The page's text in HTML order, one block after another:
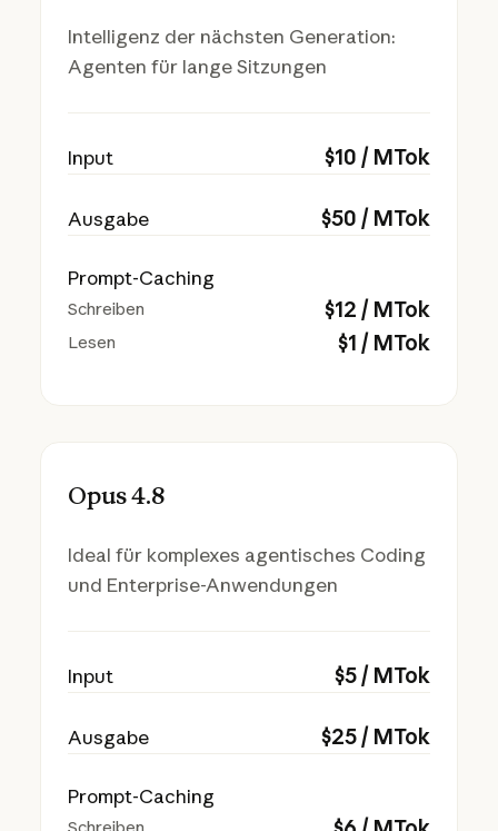
Intelligenz der nächsten Generation:
Agenten für lange Sitzungen
Input $10 / MTok
Ausgabe $50 / MTok
Prompt-Caching
Schreiben $12 / MTok
Lesen $1 / MTok
Opus 4.8
Ideal für komplexes agentisches Coding
und Enterprise-Anwendungen
Input $5/ MTok
Ausgabe $25/ MTok
Prompt-Caching